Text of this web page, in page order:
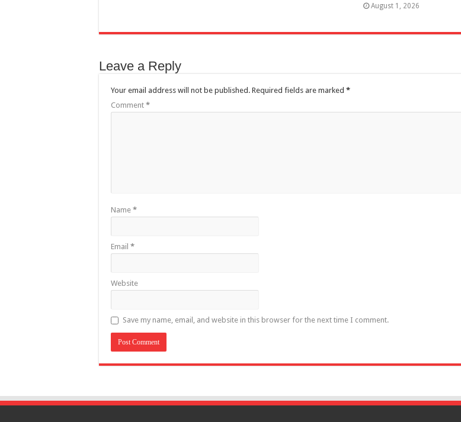
August 1, 2026
Leave a Reply
Your email address will not be published. Required fields are marked *
Comment *
Name *
Email *
Website
Save my name, email, and website in this browser for the next time I comment.